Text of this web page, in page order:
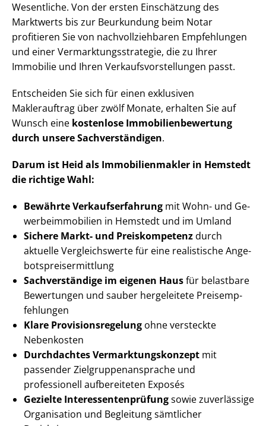
Wesentliche. Von der ersten Einschätzung des
Marktwerts bis zur Beurkundung beim Notar
profitieren Sie von nach­voll­zieh­ba­ren Empfehlungen
und einer Ver­mark­tungs­stra­te­gie, die zu Ihrer
Immobilie und Ihren Ver­kaufs­vor­stel­lun­gen passt.
Entscheiden Sie sich für einen exklusiven
Maklerauftrag über zwölf Monate, erhalten Sie auf
Wunsch eine kostenlose Im­mo­bi­li­en­be­wer­tung
durch unsere Sach­ver­stän­di­gen.
Darum ist Heid als Im­mo­bi­li­en­mak­ler in Hemstedt
die richtige Wahl:
Bewährte Ver­kaufs­er­fah­rung mit Wohn- und Ge­
wer­be­im­mo­bi­li­en in Hemstedt und im Umland
Sichere Markt- und Preiskompetenzdurch
aktuelle Vergleichswerte für eine realistische An­ge­
bots­preis­er­mitt­lung
Sachverständige im eigenen Hausfür belastbare
Bewertungen und sauber hergeleitete Preis­emp­
feh­lun­gen
Klare Pro­vi­si­ons­re­ge­lung ohne versteckte
Nebenkosten
Durchdachtes Ver­mark­tungs­kon­zept mit
passender Ziel­grup­pen­an­spra­che und
professionell aufbereiteten Exposés
Gezielte In­ter­es­sen­ten­prü­fungsowie zuverlässige
Organisation und Begleitung sämtlicher